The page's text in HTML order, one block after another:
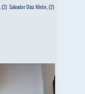
(2) Salvador Díaz Mirón, (2)